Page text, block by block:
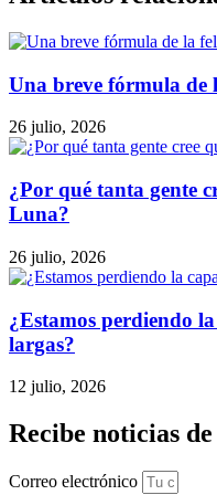
Una breve fórmula de
26 julio, 2026
¿Por qué tanta gente
Luna?
26 julio, 2026
¿Estamos perdiendo
largas?
12 julio, 2026
Recibe noticias
Correo electrónico